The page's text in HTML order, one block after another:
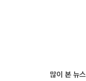
많이 본 뉴스